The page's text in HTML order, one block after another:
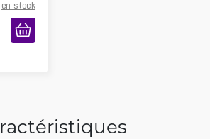
en stock